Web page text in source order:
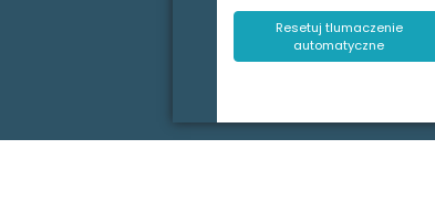
Resetuj tlumaczenie
automatyczne